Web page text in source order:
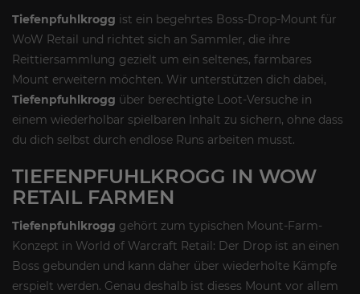
Tiefenpfuhlkrogg ist ein begehrtes Boss-Drop-Mount für
WoW Retail und richtet sich an Sammler, die ihre
Reittiersammlung gezielt um ein seltenes, farmbares
Mount erweitern möchten. Wir unterstützen dich dabei,
Tiefenpfuhlkrogg über berechtigte Loot-Versuche in
einem wiederholbar spielbaren Inhalt zu sichern, ohne dass
du dich selbst durch endlose Runs arbeiten musst.
TIEFENPFUHLKROGG IN WOW
RETAIL FARMEN
Tiefenpfuhlkrogg gehört zum typischen Mount-Farm-
Konzept in World of Warcraft Retail: Der Drop ist an einen
Boss gebunden und kann daher über wiederholte Kämpfe
erspielt werden. Genau deshalb ist dieses Mount vor allem